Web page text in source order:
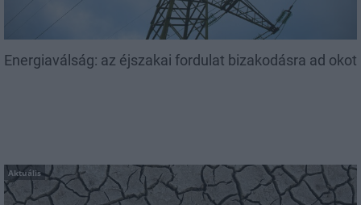
Energiaválság: az éjszakai fordulat bizakodásra ad okot
Aktuális